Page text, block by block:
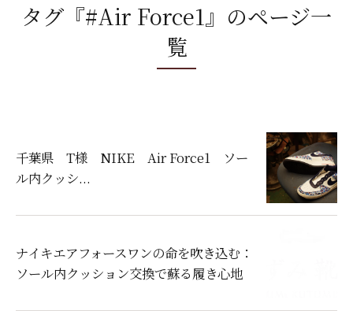
タグ『#Air Force1』のページ一
覧
千葉県 T様 NIKE Air Force1 ソー
ル内クッシ...
ナイキエアフォースワンの命を吹き込む：
ソール内クッション交換で蘇る履き心地